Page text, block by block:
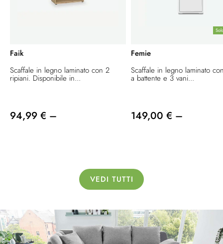
Faik
Scaffale in legno laminato con 2
ripiani. Disponibile in...
94,99 € –
Femie
Scaffale in legno laminato
a battente e 3 vani...
149,00 € –
VEDI TUTTI